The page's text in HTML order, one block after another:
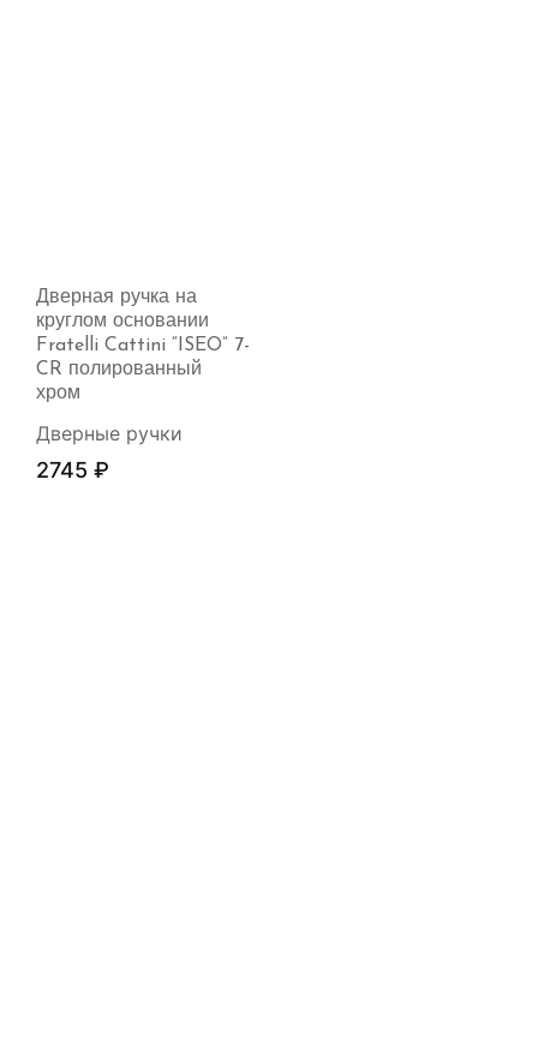
Дверная ручка на
круглом основании
Fratelli Cattini “ISEO” 7-
CR полированный
хром
Дверные ручки
2745 ₽